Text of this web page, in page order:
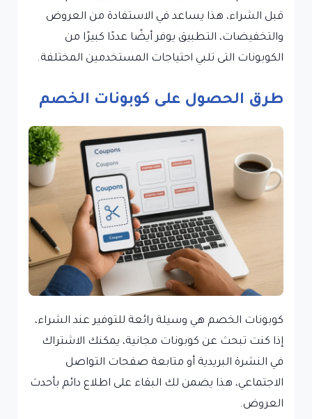
قبل الشراء، هذا يساعد في الاستفادة من العروض
والتخفيضات، التطبيق يوفر أيضًا عددًا كبيرًا من
الكوبونات التى تلبي احتياجات المستخدمين المختلفة.
طرق الحصول على كوبونات الخصم
كوبونات الخصم هي وسيلة رائعة للتوفير عند الشراء،
إذا كنت تبحث عن كوبونات مجانية، يمكنك الاشتراك
في النشرة البريدية أو متابعة صفحات التواصل
الاجتماعي، هذا يضمن لك البقاء على اطلاع دائم بأحدث
العروض.